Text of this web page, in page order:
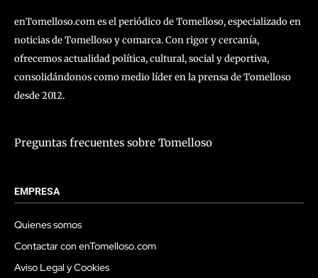
enTomelloso.com es el periódico de Tomelloso, especializado en
noticias de Tomelloso y comarca. Con rigor y cercanía,
ofrecemos actualidad política, cultural, social y deportiva,
consolidándonos como medio líder en la prensa de Tomelloso
desde 2012.
Preguntas frecuentes sobre Tomelloso
EMPRESA
Quienes somos
Contactar con enTomelloso.com
Aviso Legal y Cookies